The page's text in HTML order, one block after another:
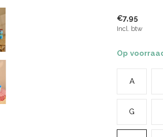
€7,95
Incl. btw
Op
A
G